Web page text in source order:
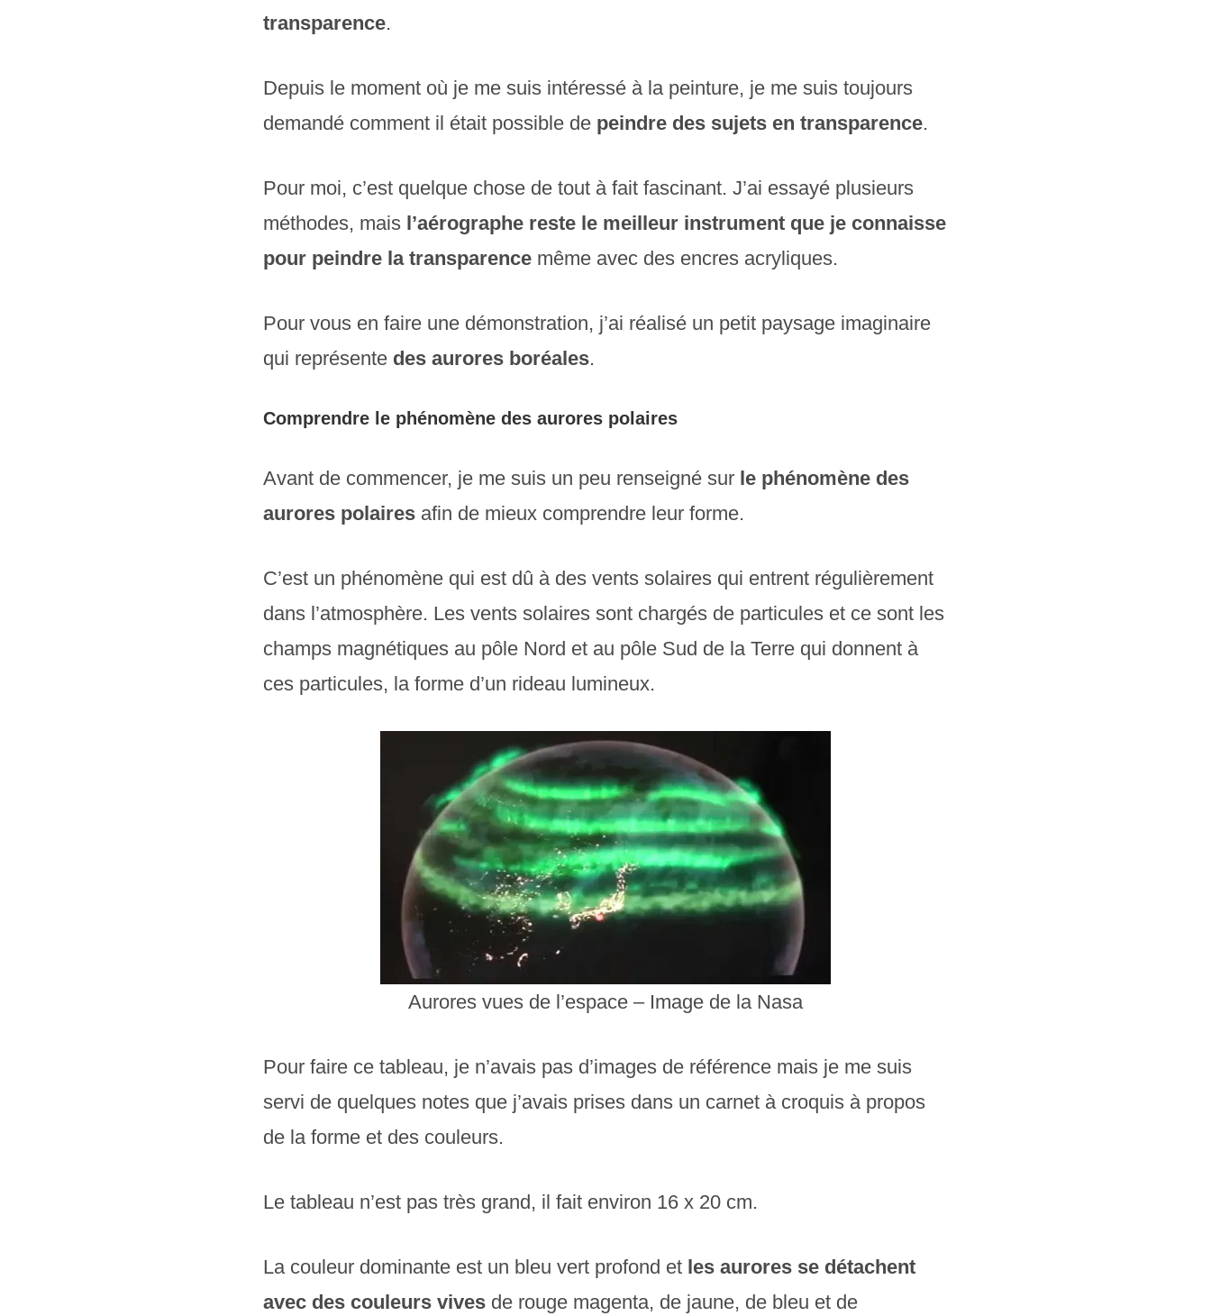
transparence.
Depuis le moment où je me suis intéressé à la peinture, je me suis toujours
demandé comment il était possible de peindre des sujets en transparence.
Pour moi, c’est quelque chose de tout à fait fascinant. J’ai essayé plusieurs
méthodes, mais l’aérographe reste le meilleur instrument que je connaisse
pour peindre la transparence même avec des encres acryliques.
Pour vous en faire une démonstration, j’ai réalisé un petit paysage imaginaire
qui représente des aurores boréales.
Comprendre le phénomène des aurores polaires
Avant de commencer, je me suis un peu renseigné sur le phénomène des
aurores polaires afin de mieux comprendre leur forme.
C’est un phénomène qui est dû à des vents solaires qui entrent régulièrement
dans l’atmosphère. Les vents solaires sont chargés de particules et ce sont les
champs magnétiques au pôle Nord et au pôle Sud de la Terre qui donnent à
ces particules, la forme d’un rideau lumineux.
Aurores vues de l’espace – Image de la Nasa
Pour faire ce tableau, je n’avais pas d’images de référence mais je me suis
servi de quelques notes que j’avais prises dans un carnet à croquis à propos
de la forme et des couleurs.
Le tableau n’est pas très grand, il fait environ 16 x 20 cm.
La couleur dominante est un bleu vert profond et les aurores se détachent
avec des couleurs vives de rouge magenta, de jaune, de bleu et de